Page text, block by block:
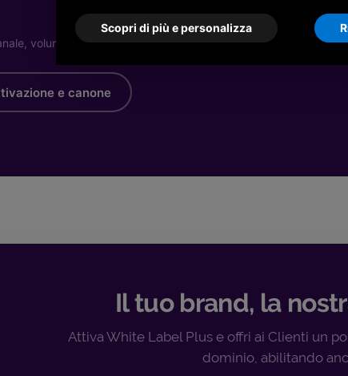
volumi consumati e storico delle assegnazioni.
e canone
Il tuo brand, la
Attiva White Label Plus e offri ai Clienti un
dominio, abilitando
Scopri di più e personalizza